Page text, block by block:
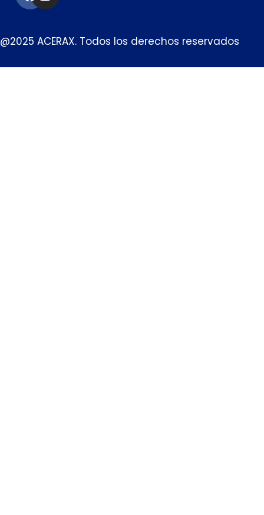
@2025 ACERAX. Todos los derechos reservados